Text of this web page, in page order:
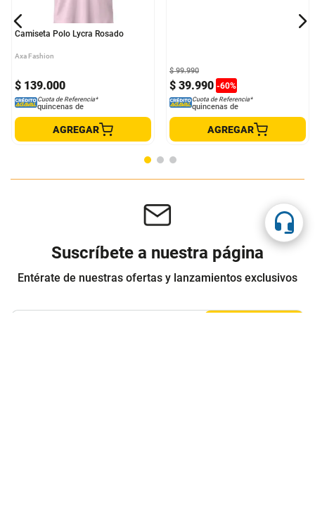
Camiseta Polo Lycra Rosado
Axa Fashion
$ 139.000
Cuota de Referencia*
quincenas de
AGREGAR
$ 39.990 -60%
$ 99.990
Cuota de Referencia*
quincenas de
AGREGAR
Suscríbete a nuestra página
Entérate de nuestras ofertas y lanzamientos exclusivos